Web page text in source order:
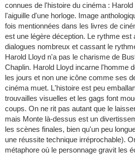
connues de l'histoire du cinéma :
l'aiguille d'une horloge. Image
fois mentionnées dans les livres de
est une légère déception. Le rythme
dialogues nombreux et cassant le
Harold Lloyd n'a pas le charisme de
Chaplin. Harold Lloyd incarne l'homme
les jours et non une icône comme ses
cinéma muet. L'histoire est peu
trouvailles visuelles et les gags font
coups. On ne rit pas autant que le
mais Monte là-dessus est un
les scènes finales, bien qu'un peu
une réussite technique irréprochable).
métaphore où le personnage gravit les